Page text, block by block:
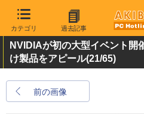
カテゴリ 過去記事
NVIDIAが初の大型イベント開
け製品をアピール(21/65)
前の画像